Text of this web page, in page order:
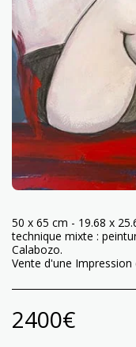
50 x 65 cm - 19.68 x
technique mixte :
Calabozo.
Vente d'une
2400€